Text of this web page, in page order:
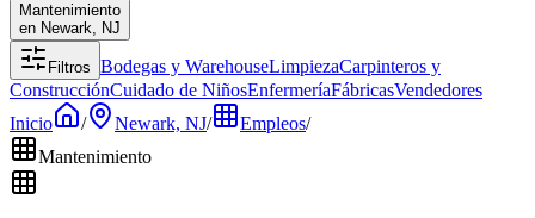
Mantenimiento
en Newark, NJ
Filtros Bodegas y WarehouseLimpiezaCarpinteros y
ConstrucciónCuidado de NiñosEnfermeríaFábricasVendedores
Inicio
/ Newark, NJ/ Empleos/
Mantenimiento